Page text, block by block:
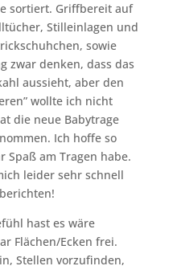
sortiert. Griffbereit auf
Stilleinlagen und
sowie
zwar denken, dass das
aussieht, aber den
wollte ich nicht
die neue Babytrage
Ich hoffe so
Spaß am Tragen habe.
leider sehr schnell
hast es wäre
Flächen/Ecken frei.
Stellen vorzufinden,